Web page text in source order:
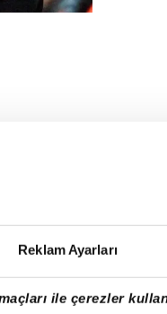
Reklam Ayarları
ile çerezler